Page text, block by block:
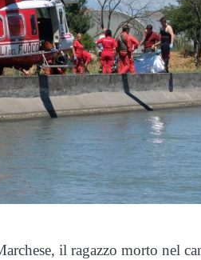
il ragazzo morto nel